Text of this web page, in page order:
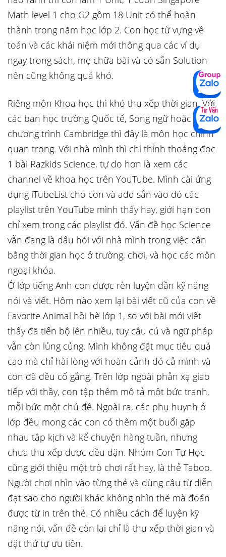
Math level 1 cho G2 gồm 18 Unit có thể hoàn
thành trong năm học lớp 2. Con học từ vựng về
toán và các khái niệm mới thông qua các ví dụ
ngay trong sách, mẹ chữa bài và có sẵn Solution
nên cũng không quá khó.
Riêng môn Khoa học thì khó thu xếp thời gian. Với
các bạn học trường Quốc tế, Song ngữ hoặc
chương trình Cambridge thì đây là môn học chính
quan trọng. Với nhà mình thì chỉ thỉnh thoảng đọc
1 bài Razkids Science, tự do hơn là xem các
channel về khoa học trên YouTube. Mình cài ứng
dụng iTubeList cho con và add sẵn vào đó các
playlist trên YouTube mình thấy hay, giới hạn con
chỉ xem trong các playlist đó. Vấn đề học Science
vẫn đang là dấu hỏi với nhà mình trong việc cân
bằng thời gian học ở trường, chơi, và học các môn
ngoại khóa.
Ở lớp tiếng Anh con được rèn luyện dần kỹ năng
nói và viết. Hôm nào xem lại bài viết cũ của con về
Favorite Animal hồi hè lớp 1, so với bài mới viết
thấy đã tiến bộ lên nhiều, tuy câu cú và ngữ pháp
vẫn còn lủng củng. Mình không đặt mục tiêu quá
cao mà chỉ hài lòng với hoàn cảnh đó cả mình và
con đã đều cố gắng. Trên lớp ngoài phản xạ giao
tiếp với thầy, con tập thêm mô tả một bức tranh,
mỗi bức một chủ đề. Ngoài ra, các phụ huynh ở
lớp đều mong các con có thêm một buổi gặp
nhau tập kịch và kể chuyện hàng tuần, nhưng
chưa thu xếp được đều đặn. Nhóm Con Tự Học
cũng giới thiệu một trò chơi rất hay, là thẻ Taboo.
Người chơi nhìn vào từng thẻ và dùng câu từ diễn
đạt sao cho người khác không nhìn thẻ mà đoán
được từ in trên thẻ. Có nhiều cách để luyện kỹ
năng nói, vấn đề còn lại chỉ là thu xếp thời gian và
đặt thứ tự ưu tiên.